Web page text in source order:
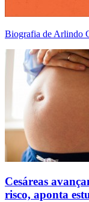
Biografia de Arlindo
Cesáreas
risco, aponta